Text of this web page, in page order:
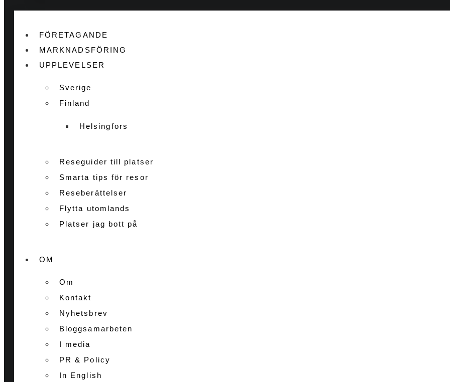
FÖRETAGANDE
MARKNADSFÖRING
UPPLEVELSER
Sverige
Finland
Helsingfors
Reseguider till platser
Smarta tips för resor
Reseberättelser
Flytta utomlands
Platser jag bott på
OM
Om
Kontakt
Nyhetsbrev
Bloggsamarbeten
I media
PR & Policy
In English